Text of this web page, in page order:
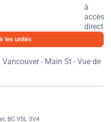
les unités
BC V5L 3V4